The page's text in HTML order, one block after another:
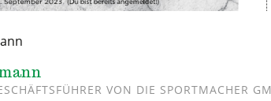
VON DIE SPORTMACHER